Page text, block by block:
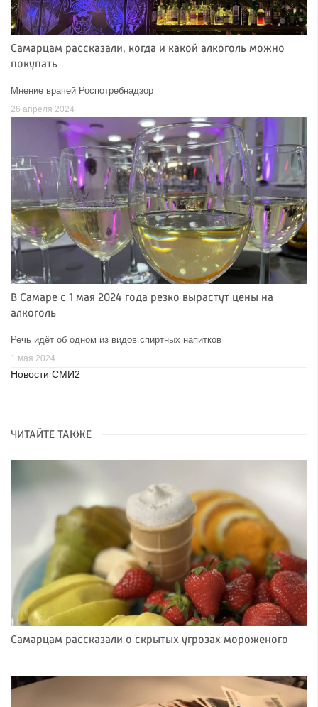
Самарцам рассказали, когда и какой алкоголь можно
покупать
Мнение врачей Роспотребнадзор
26 апреля 2024
В Самаре с 1 мая 2024 года резко вырастут цены на
алкоголь
Речь идёт об одном из видов спиртных напитков
1 мая 2024
Новости СМИ2
ЧИТАЙТЕ ТАКЖЕ
Самарцам рассказали о скрытых угрозах мороженого